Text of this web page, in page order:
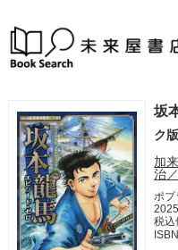
坂
ク
加
治
ポプ
税込